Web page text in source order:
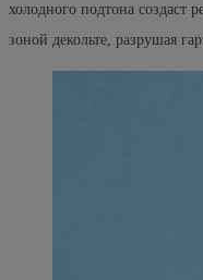
холодного подтона создаст
зоной декольте, разрушая